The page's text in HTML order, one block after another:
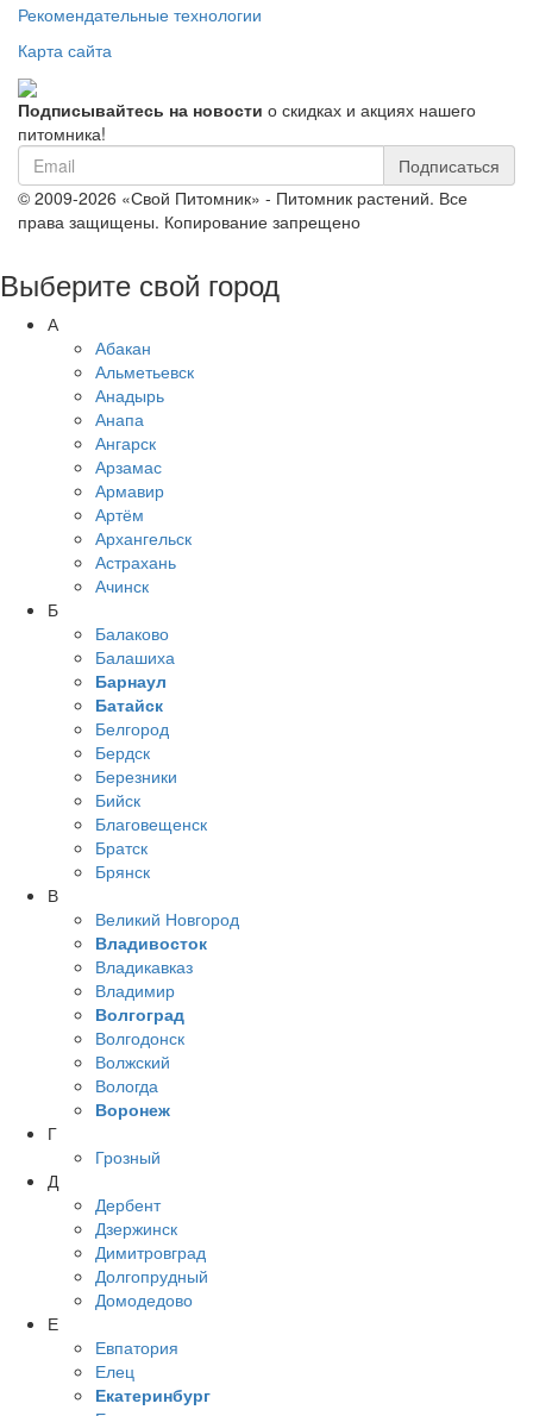
Рекомендательные технологии
Карта сайта
Подписывайтесь на новости о скидках и акциях нашего
питомника!
Подписаться
© 2009-2026 «Свой Питомник» - Питомник растений. Все
права защищены. Копирование запрещено
Выберите свой город
А
Абакан
Альметьевск
Анадырь
Анапа
Ангарск
Арзамас
Армавир
Артём
Архангельск
Астрахань
Ачинск
Б
Балаково
Балашиха
Барнаул
Батайск
Белгород
Бердск
Березники
Бийск
Благовещенск
Братск
Брянск
В
Великий Новгород
Владивосток
Владикавказ
Владимир
Волгоград
Волгодонск
Волжский
Вологда
Воронеж
Г
Грозный
Д
Дербент
Дзержинск
Димитровград
Долгопрудный
Домодедово
Е
Евпатория
Елец
Екатеринбург